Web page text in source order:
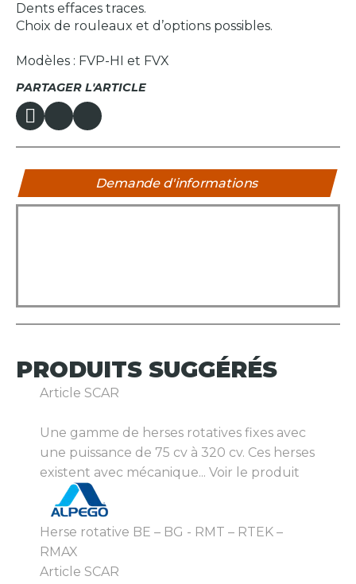
PARTAGER L'ARTICLE
Dents effaces traces.
Choix de rouleaux et d’options possibles.
Modèles : FVP-HI et FVX
Demande d'informations
PRODUITS SUGGÉRÉS
Article SCAR
Une gamme de herses rotatives fixes avec
une puissance de 75 cv à 320 cv. Ces herses
existent avec mécanique... Voir le produit
Herse rotative BE – BG - RMT – RTEK –
RMAX
Article SCAR